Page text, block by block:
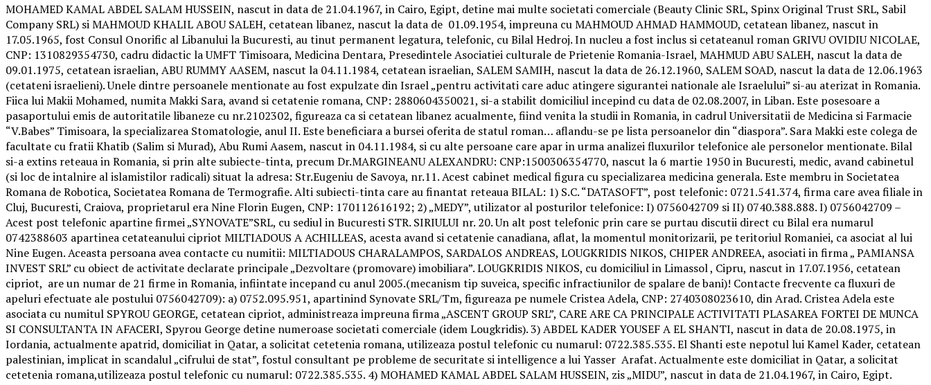
MOHAMED KAMAL ABDEL SALAM HUSSEIN, nascut in data de 21.04.1967, in Cairo, Egipt, detine mai multe societati comerciale (Beauty Clinic SRL, Spinx Original Trust SRL, Sabil
Company SRL) si MAHMOUD KHALIL ABOU SALEH, cetatean libanez, nascut la data de 01.09.1954, impreuna cu MAHMOUD AHMAD HAMMOUD, cetatean libanez, nascut in
17.05.1965, fost Consul Onorific al Libanului la Bucuresti, au tinut permanent legatura, telefonic, cu Bilal Hedroj. In nucleu a fost inclus si cetateanul roman GRIVU OVIDIU NICOLAE,
CNP: 1310829354730, cadru didactic la UMFT Timisoara, Medicina Dentara, Presedintele Asociatiei culturale de Prietenie Romania-Israel, MAHMUD ABU SALEH, nascut la data de
09.01.1975, cetatean israelian, ABU RUMMY AASEM, nascut la 04.11.1984, cetatean israelian, SALEM SAMIH, nascut la data de 26.12.1960, SALEM SOAD, nascut la data de 12.06.1963
(cetateni israelieni). Unele dintre persoanele mentionate au fost expulzate din Israel „pentru activitati care aduc atingere sigurantei nationale ale Israelului” si-au aterizat in Romania.
Fiica lui Makii Mohamed, numita Makki Sara, avand si cetatenie romana, CNP: 2880604350021, si-a stabilit domiciliul incepind cu data de 02.08.2007, in Liban. Este posesoare a
pasaportului emis de autoritatile libaneze cu nr.2102302, figureaza ca si cetatean libanez acualmente, fiind venita la studii in Romania, in cadrul Universitatii de Medicina si Farmacie
“V.Babes” Timisoara, la specializarea Stomatologie, anul II. Este beneficiara a bursei oferita de statul roman… aflandu-se pe lista persoanelor din “diaspora”. Sara Makki este colega de
facultate cu fratii Khatib (Salim si Murad), Abu Rumi Aasem, nascut in 04.11.1984, si cu alte persoane care apar in urma analizei fluxurilor telefonice ale personelor mentionate. Bilal
si-a extins reteaua in Romania, si prin alte subiecte-tinta, precum Dr.MARGINEANU ALEXANDRU: CNP:1500306354770, nascut la 6 martie 1950 in Bucuresti, medic, avand cabinetul
(si loc de intalnire al islamistilor radicali) situat la adresa: Str.Eugeniu de Savoya, nr.11. Acest cabinet medical figura cu specializarea medicina generala. Este membru in Societatea
Romana de Robotica, Societatea Romana de Termografie. Alti subiecti-tinta care au finantat reteaua BILAL: 1) S.C. “DATASOFT”, post telefonic: 0721.541.374, firma care avea filiale in
Cluj, Bucuresti, Craiova, proprietarul era Nine Florin Eugen, CNP: 170112616192; 2) „MEDY”, utilizator al posturilor telefonice: I) 0756042709 si II) 0740.388.888. I) 0756042709 –
Acest post telefonic apartine firmei „SYNOVATE”SRL, cu sediul in Bucuresti STR. SIRIULUI nr. 20. Un alt post telefonic prin care se purtau discutii direct cu Bilal era numarul
0742388603 apartinea cetateanului cipriot MILTIADOUS A ACHILLEAS, acesta avand si cetatenie canadiana, aflat, la momentul monitorizarii, pe teritoriul Romaniei, ca asociat al lui
Nine Eugen. Aceasta persoana avea contacte cu numitii: MILTIADOUS CHARALAMPOS, SARDALOS ANDREAS, LOUGKRIDIS NIKOS, CHIPER ANDREEA, asociati in firma „ PAMIANSA
INVEST SRL” cu obiect de activitate declarate principale „Dezvoltare (promovare) imobiliara”. LOUGKRIDIS NIKOS, cu domiciliul in Limassol , Cipru, nascut in 17.07.1956, cetatean
cipriot, are un numar de 21 firme in Romania, infiintate incepand cu anul 2005.(mecanism tip suveica, specific infractiunilor de spalare de bani)! Contacte frecvente ca fluxuri de
apeluri efectuate ale postului 0756042709): a) 0752.095.951, apartinind Synovate SRL/Tm, figureaza pe numele Cristea Adela, CNP: 2740308023610, din Arad. Cristea Adela este
asociata cu numitul SPYROU GEORGE, cetatean cipriot, administreaza impreuna firma „ASCENT GROUP SRL”, CARE ARE CA PRINCIPALE ACTIVITATI PLASAREA FORTEI DE MUNCA
SI CONSULTANTA IN AFACERI, Spyrou George detine numeroase societati comerciale (idem Lougkridis). 3) ABDEL KADER YOUSEF A EL SHANTI, nascut in data de 20.08.1975, in
Iordania, actualmente apatrid, domiciliat in Qatar, a solicitat cetetenia romana, utilizeaza postul telefonic cu numarul: 0722.385.535. El Shanti este nepotul lui Kamel Kader, cetatean
palestinian, implicat in scandalul „cifrului de stat”, fostul consultant pe probleme de securitate si intelligence a lui Yasser Arafat. Actualmente este domiciliat in Qatar, a solicitat
cetetenia romana,utilizeaza postul telefonic cu numarul: 0722.385.535. 4) MOHAMED KAMAL ABDEL SALAM HUSSEIN, zis „MIDU”, nascut in data de 21.04.1967, in Cairo, Egipt.